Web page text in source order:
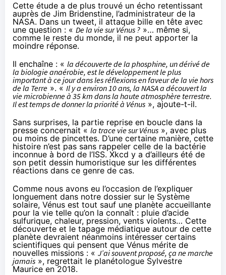
Cette étude a de plus trouvé un écho retentissant
auprès de Jim Bridenstine, l’administrateur de la
NASA. Dans un tweet, il attaque bille en tête avec
une question : « De la vie sur Vénus ? »… même si,
comme le reste du monde, il ne peut apporter la
moindre réponse.
Il enchaîne : « la découverte de la phosphine, un dérivé de
la biologie anaérobie, est le développement le plus
important à ce jour dans les réflexions en faveur de la vie hors
de la Terre ». « Il y a environ 10 ans, la NASA a découvert la
vie microbienne à 35 km dans la haute atmosphère terrestre.
Il est temps de donner la priorité à Vénus », ajoute-t-il.
Sans surprises, la partie reprise en boucle dans la
presse concernait « la trace vie sur Vénus », avec plus
ou moins de pincettes. D’une certaine manière, cette
histoire n’est pas sans rappeler celle de la bactérie
inconnue à bord de l’ISS. Xkcd y a d’ailleurs été de
son petit dessin humoristique sur les différentes
réactions dans ce genre de cas.
Comme nous avons eu l’occasion de l’expliquer
longuement dans notre dossier sur le Système
solaire, Vénus est tout sauf une planète accueillante
pour la vie telle qu’on la connaît : pluie d’acide
sulfurique, chaleur, pression, vents violents… Cette
découverte et le tapage médiatique autour de cette
planète devraient néanmoins intéresser certains
scientifiques qui pensent que Vénus mérite de
nouvelles missions : « J’ai souvent proposé, ça ne marche
jamais », regrettait le planétologue Sylvestre
Maurice en 2018.